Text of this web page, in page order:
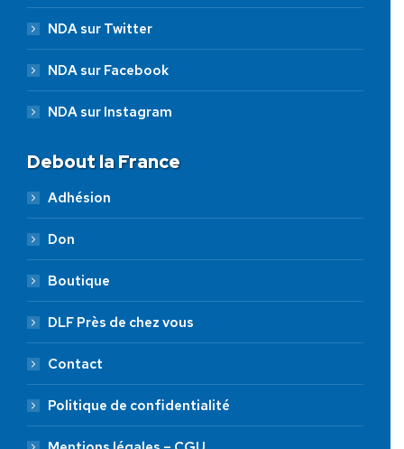
NDA sur Twitter
NDA sur Facebook
NDA sur Instagram
Debout la France
Adhésion
Don
Boutique
DLF Près de chez vous
Contact
Politique de confidentialité